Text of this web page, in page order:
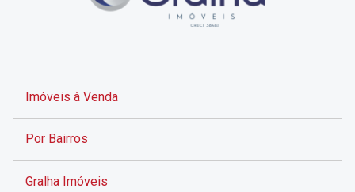
Imóveis à Venda
Por Bairros
Gralha Imóveis